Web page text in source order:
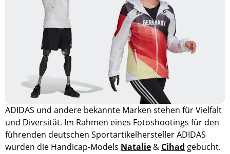
ADIDAS und andere bekannte Marken stehen für Vielfalt
und Diversität. Im Rahmen eines Fotoshootings für den
führenden deutschen Sportartikelhersteller ADIDAS
wurden die Handicap-Models Natalie & Cihad gebucht.